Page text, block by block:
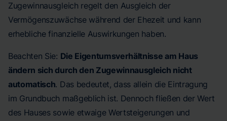
Zugewinnausgleich regelt den Ausgleich der
Vermögenszuwächse während der Ehezeit und kann
erhebliche finanzielle Auswirkungen haben.
Beachten Sie: Die Eigentumsverhältnisse am Haus
ändern sich durch den Zugewinnausgleich nicht
automatisch. Das bedeutet, dass allein die Eintragung
im Grundbuch maßgeblich ist. Dennoch fließen der Wert
des Hauses sowie etwaige Wertsteigerungen und